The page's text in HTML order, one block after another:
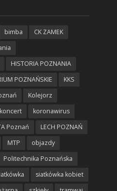
bimba
CK ZAMEK
HISTORIA POZNANIA
POZNAŃSKIE
KKS
Kolejorz
koncert
koronawirus
Poznań
LECH POZNAŃ
MTP
objazdy
Politechnika Poznańska
siatkówka kobiet